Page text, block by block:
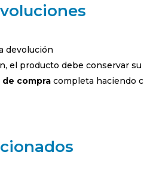
devolución
el producto debe conservar
compra completa haciendo